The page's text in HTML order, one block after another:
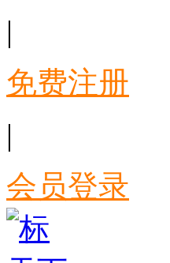
|
免费注册
|
会员登录